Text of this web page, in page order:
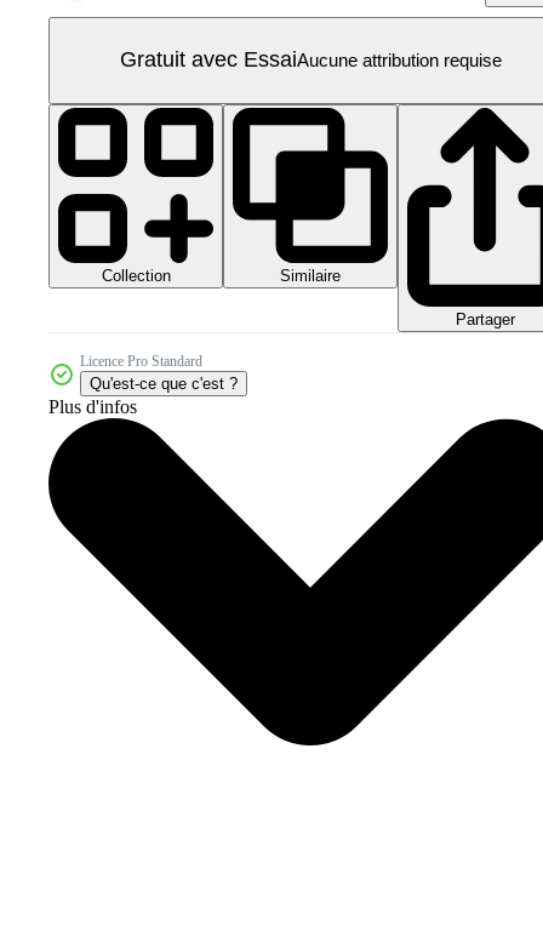
Gratuit avec EssaiAucune attribution requise
Collection Similaire
Partager
Licence Pro Standard
Qu'est-ce que c'est ?
Plus d'infos